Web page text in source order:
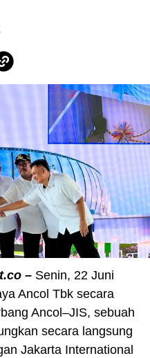
– Senin, 22 Juni
Ancol Tbk secara
Ancol–JIS, sebuah
secara langsung
Jakarta International